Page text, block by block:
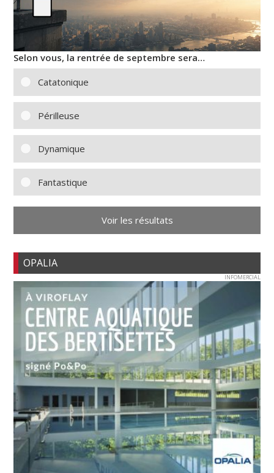
Selon vous, la rentrée de septembre sera…
Catatonique
Périlleuse
Dynamique
Fantastique
Voir les résultats
OPALIA
INFOMERCIAL